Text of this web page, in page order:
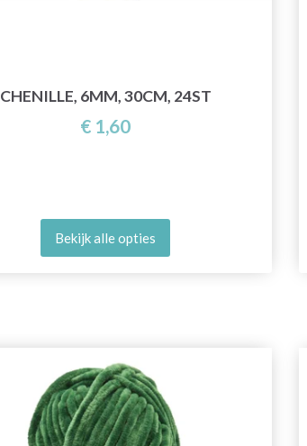
CHENILLE, 6MM, 30CM, 24ST
€ 1,60
Bekijk alle opties